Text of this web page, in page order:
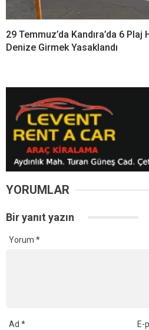
29 Temmuz’da Kandıra’da 6
Denize Girmek Yasaklandı
YORUMLAR
Bir yanıt yazın
Yorum *
Ad * E-